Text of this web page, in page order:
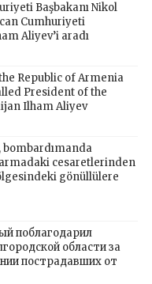
Başbakanı Nikol
Cumhuriyeti
Aliyev’i aradı
Republic of Armenia
President of the
Ilham Aliyev
bombardımanda
cesaretlerinden
gönüllülere
поблагодарил
области за
пострадавших от